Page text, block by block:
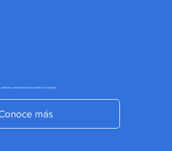
percepciones y validar conceptos.
más